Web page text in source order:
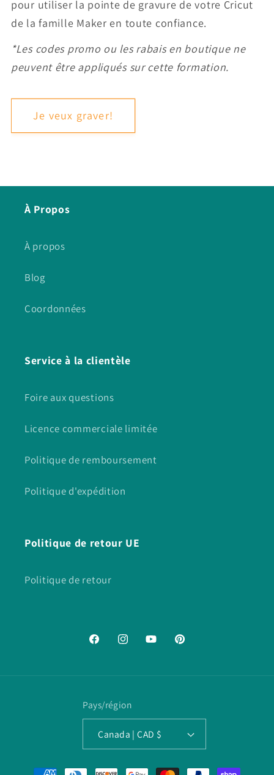
pour utiliser la pointe de gravure de votre Cricut
de la famille Maker en toute confiance.
*Les codes promo ou les rabais en boutique ne
peuvent être appliqués sur cette formation.
Je veux graver!
À Propos
À propos
Blog
Coordonnées
Service à la clientèle
Foire aux questions
Licence commerciale limitée
Politique de remboursement
Politique d'expédition
Politique de retour UE
Politique de retour
FacebookInstagramYouTubePinterest
Pays/région
Canada | CAD $
Moyens